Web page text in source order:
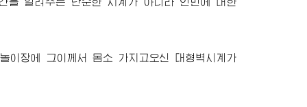
이장에 그이께서 몸소 가지고오신 대형벽시계가